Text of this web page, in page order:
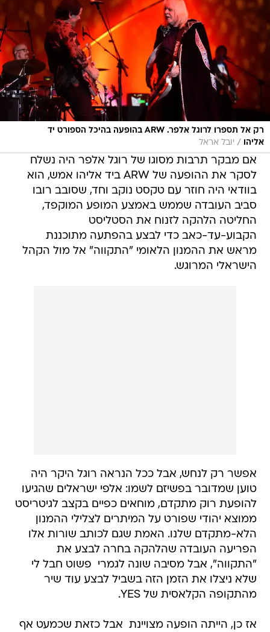
רק אל תספרו לרוגל אלפר. ARW בהופעה בהיכל הספורט יד
אליהו
/ יובל אראל
אם מבקר תרבות מסוגו של רוגל אלפר היה נשלח
לסקר את ההופעה של ARW ביד אליהו אמש, הוא
בוודאי היה חוזר עם טקסט נוקב וחד, שסובב רובו
סביב העובדה שממש באמצע המופע המוקפד,
החליטה הלהקה לזנוח את הסטליסט
הקבוע-עד-כאב כדי לבצע בהפתעה מתוכננת
מראש את ההמנון הלאומי "התקווה" אל מול הקהל
הישראלי המרוגש.
אפשר רק לנחש, אבל ככל הנראה רוגל היקר היה
טוען שמדובר בפשיזם לשמו: אלפי ישראלים שהגיעו
להופעת רוק מתקדם, מוחאים כפיים בקצב לגיטריסט
ממוצא יהודי שפורט על המיתרים לצלילי ההמנון
הלא-מתקדם שלנו. האמת שגם לכותב שורות אלו
הפריעה העובדה שהלהקה בחרה לבצע את
"התקווה", אבל מסיבה שונה לגמרי  פשוט חבל לי
שלא ניצלו את הזמן הזה בשביל לבצע עוד שיר
מהתקופה הקלאסית של YES.
אז כן, הייתה הופעה מצויינת  אבל כזאת שכמעט אף